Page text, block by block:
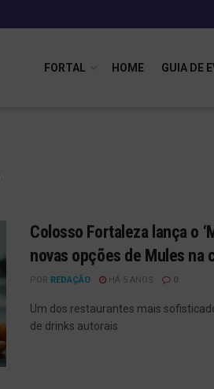
FORTAL HOME GUIA DE
Colosso Fortaleza lança o
novas opções de Mules na
POR REDAÇÃO HÁ 5 ANOS 0
Um dos restaurantes mais
de drinks autorais